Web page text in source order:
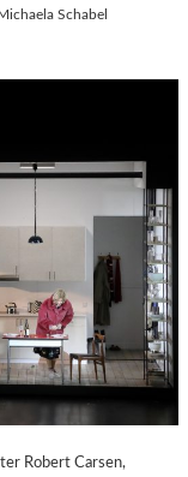
Michaela Schabel
Robert Carsen,